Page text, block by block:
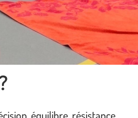
?
équilibre, résistance